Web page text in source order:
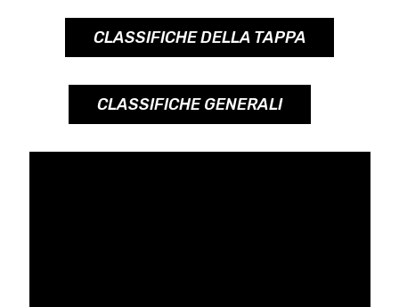
CLASSIFICHE DELLA TAPPA
CLASSIFICHE GENERALI